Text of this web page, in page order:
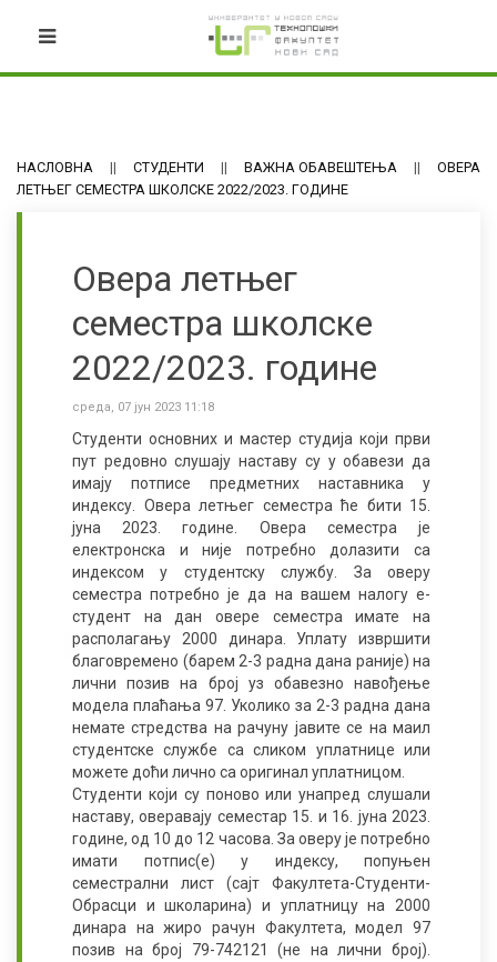
НАСЛОВНА СТУДЕНТИ ВАЖНА ОБАВЕШТЕЊА
ОВЕРА
ЛЕТЊЕГ СЕМЕСТРА ШКОЛСКЕ 2022/2023. ГОДИНЕ
Овера летњег
семестра школске
2022/2023. године
среда, 07 јун 2023 11:18
Студенти основних и мастер студија који први
пут редовно слушају наставу су у обавези да
имају потписе предметних наставника у
индексу. Овера летњег семестра ће бити 15.
јуна 2023. године. Овера семестра је
електронска и није потребно долазити са
индексом у студентску службу. За оверу
семестра потребно је да на вашем налогу е-
студент на дан овере семестра имате на
располагању 2000 динара. Уплату извршити
благовремено (барем 2-3 радна дана раније) на
лични позив на број уз обавезно навођење
модела плаћања 97. Уколико за 2-3 радна дана
немате стредства на рачуну јавите се на маил
студентске службе са сликом уплатнице или
можете доћи лично са оригинал уплатницом.
Студенти који су поново или унапред слушали
наставу, оверавају семестар 15. и 16. јуна 2023.
године, од 10 до 12 часова. За оверу је потребно
имати потпис(е) у индексу, попуњен
семестрални лист (сајт Факултета-Студенти-
Обрасци и школарина) и уплатницу на 2000
динара на жиро рачун Факултета, модел 97
позив на број 79-742121 (не на лични број).